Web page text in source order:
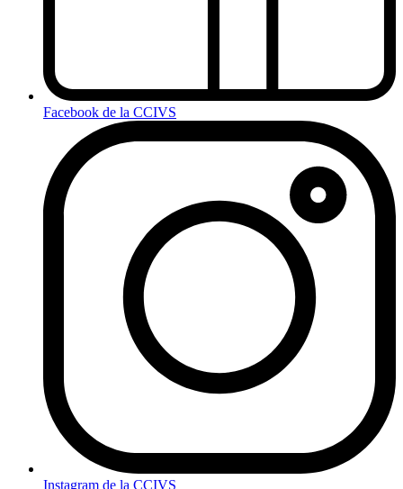
Facebook de la CCIVS
Instagram de la CCIVS